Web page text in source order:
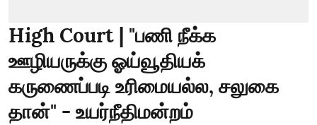
High Court | "பணி நீக்க
ஊழியருக்கு ஓய்வூதியக்
கருணைப்படி உரிமையல்ல, சலுகை
தான்" - உயர்நீதிமன்றம்